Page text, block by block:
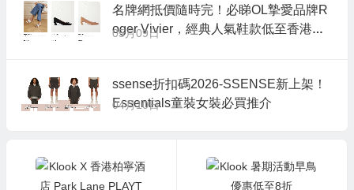
名牌網抵價隨時完！必睇OL摯愛品牌R
oger Vivier，經典人氣鞋款低至香港售
05月09日
ssense折扣碼2026-SSENSE新上架！
Essentials童裝女裝必買推介
04月10日